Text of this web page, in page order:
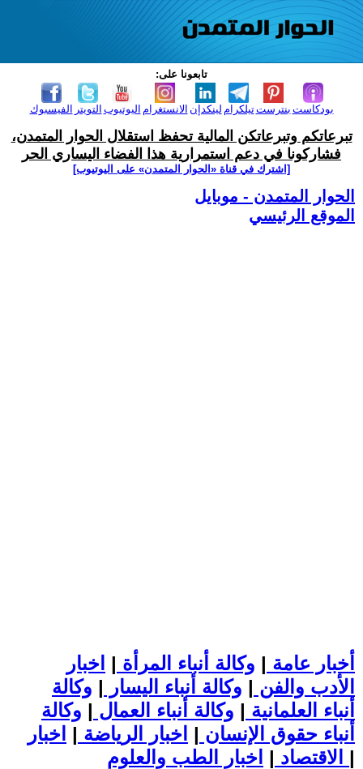
تابعونا على:
الفيسبوك التويتر اليوتيوب الانستغرام لينكدإن تيلكرامبنترست بودكاست
تبرعاتكم وتبرعاتكن المالية تحفظ استقلال الحوار المتمدن،
فشاركونا في دعم استمرارية هذا الفضاء اليساري الحر
[اشترك في قناة ‫«الحوار المتمدن» على اليوتيوب]
الحوار المتمدن - موبايل
الموقع الرئيسي
أخبار عامة | وكالة أنباء المرأة | اخبار
الأدب والفن | وكالة أنباء اليسار | وكالة
أنباء العلمانية | وكالة أنباء العمال | وكالة
أنباء حقوق الإنسان | اخبار الرياضة | اخبار
الاقتصاد | |